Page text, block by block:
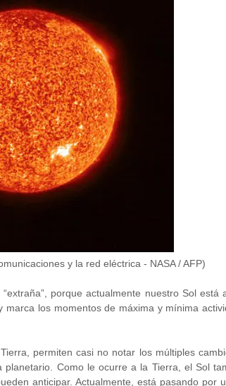
y la red eléctrica - NASA / AFP)
porque actualmente nuestro Sol está
los momentos de máxima y mínima
permiten casi no notar los múltiples
Como le ocurre a la Tierra, el Sol
anticipar. Actualmente, está pasando por